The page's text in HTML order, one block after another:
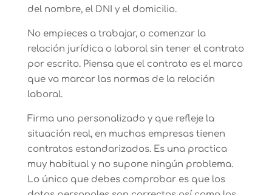
del nombre, el DNI y el domicilio.
No empieces a trabajar, o comenzar la
relación jurídica o laboral sin tener el contrato
por escrito. Piensa que el contrato es el marco
que va marcar las normas de la relación
laboral.
Firma uno personalizado y que refleje la
situación real, en muchas empresas tienen
contratos estandarizados. Es una practica
muy habitual y no supone ningún problema.
Lo único que debes comprobar es que los